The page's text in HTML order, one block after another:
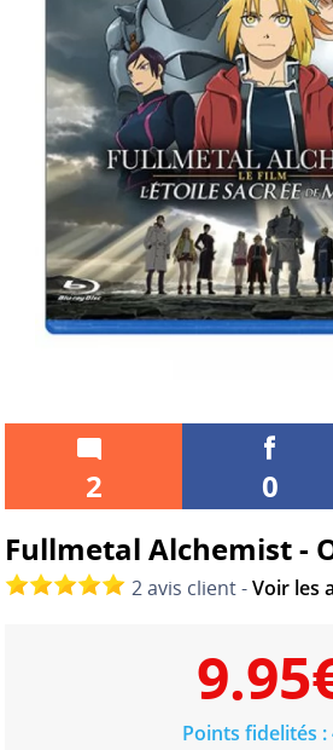
2
0
Fullmetal Alchemist -
2 avis client -Voir les
9.95
Points fidelités :